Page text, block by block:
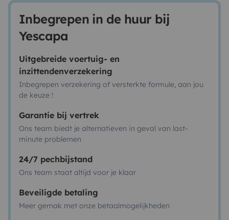
Inbegrepen in de huur bij
Yescapa
Uitgebreide voertuig- en
inzittendenverzekering
Inbegrepen verzekering of versterkte formule, aan jou
de keuze !
Garantie bij vertrek
Ons team biedt je alternatieven in geval van last-
minute problemen
24/7 pechbijstand
Ons team staat altijd voor je klaar
Beveiligde betaling
Meer gemak met onze betaalmogelijkheden